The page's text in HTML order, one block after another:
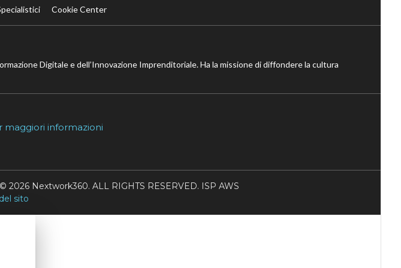
Cookie Center
Digitale e dell’Innovazione Imprenditoriale. Ha la missione di diffondere la cultura
informazioni
Nextwork360. ALL RIGHTS RESERVED. ISP AWS
sito